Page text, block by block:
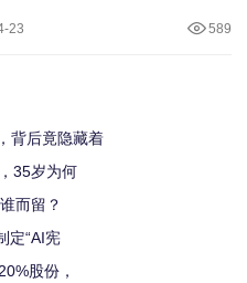
23 589
背后竟隐藏着
35岁为何
而留？
定“AI宪
股份，